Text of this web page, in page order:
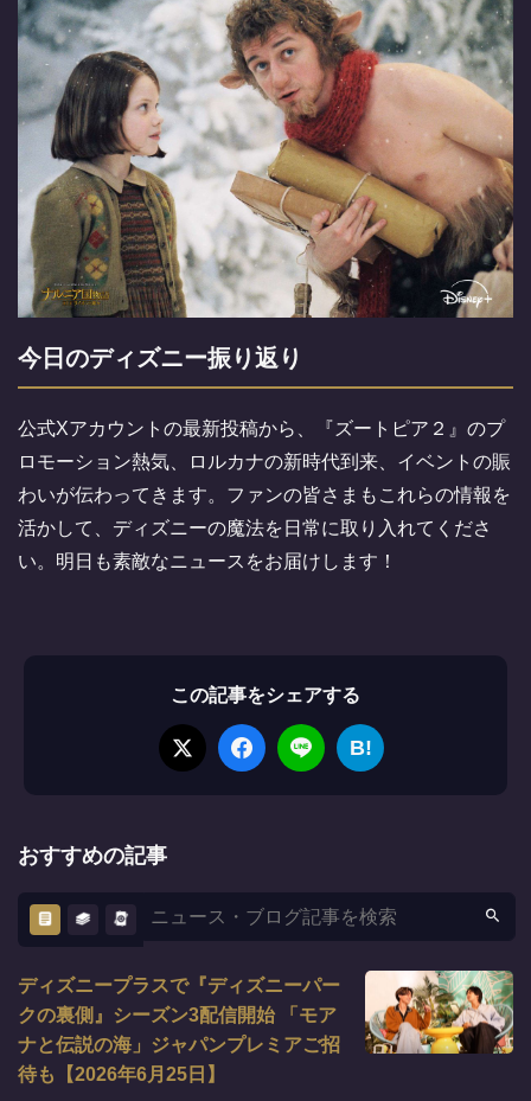
今日のディズニー振り返り
公式Xアカウントの最新投稿から、『ズートピア２』のプ
ロモーション熱気、ロルカナの新時代到来、イベントの賑
わいが伝わってきます。ファンの皆さまもこれらの情報を
活かして、ディズニーの魔法を日常に取り入れてくださ
い。明日も素敵なニュースをお届けします！
この記事をシェアする
B!
おすすめの記事
ディズニープラスで『ディズニーパー
クの裏側』シーズン3配信開始 「モア
ナと伝説の海」ジャパンプレミアご招
待も【2026年6月25日】